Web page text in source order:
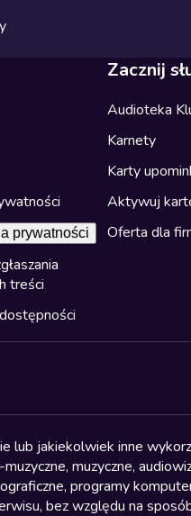
prywatności
treści
Zacznij
Audioteka
Karnety
Karty
Aktywuj
Oferta dla
lub jakiekolwiek inne
muzyczne,
programy
bez względu na